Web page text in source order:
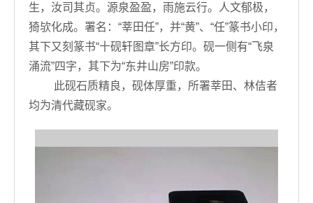
生，汝司其贞。源泉盈盈，雨施云行。人文郁极，
猗欤化成。署名：“莘田任”，并“黄”、“任”篆书小印，
其下又刻篆书“十砚轩图章”长方印。砚一侧有“飞泉
涌流”四字，其下为“东井山房”印款。
此砚石质精良，砚体厚重，所署莘田、林佶者
均为清代藏砚家。